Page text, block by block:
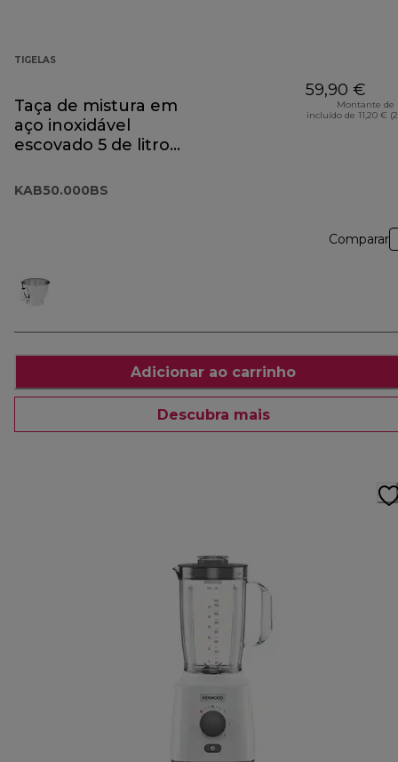
TIGELAS
Taça de mistura em
aço inoxidável
escovado 5 de litros
KAB50.000BS
59,90 €
Montante de
incluído de 11,20 €
Comparar
Adicionar ao carrinho
Descubra mais